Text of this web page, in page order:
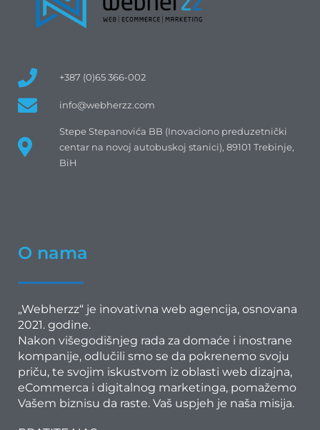
+387 (0)65 366-002
info@webherzz.com
Stepe Stepanovića BB (Inovaciono preduzetnički
centar na novoj autobuskoj stanici), 89101 Trebinje,
BiH
O nama
„Webherzz“ je inovativna web agencija, osnovana
2021. godine.
Nakon višegodišnjeg rada za domaće i inostrane
kompanije, odlučili smo se da pokrenemo svoju
priču, te svojim iskustvom iz oblasti web dizajna,
eCommerca i digitalnog marketinga, pomažemo
Vašem biznisu da raste. Vaš uspjeh je naša misija.